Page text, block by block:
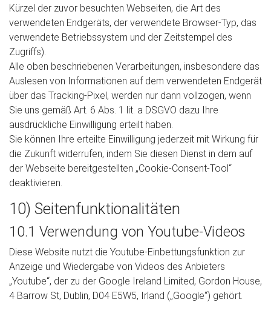
Kürzel der zuvor besuchten Webseiten, die Art des
verwendeten Endgeräts, der verwendete Browser-Typ, das
verwendete Betriebssystem und der Zeitstempel des
Zugriffs).
Alle oben beschriebenen Verarbeitungen, insbesondere das
Auslesen von Informationen auf dem verwendeten Endgerät
über das Tracking-Pixel, werden nur dann vollzogen, wenn
Sie uns gemäß Art. 6 Abs. 1 lit. a DSGVO dazu Ihre
ausdrückliche Einwilligung erteilt haben.
Sie können Ihre erteilte Einwilligung jederzeit mit Wirkung für
die Zukunft widerrufen, indem Sie diesen Dienst in dem auf
der Webseite bereitgestellten „Cookie-Consent-Tool“
deaktivieren.
10) Seitenfunktionalitäten
10.1 Verwendung von Youtube-Videos
Diese Website nutzt die Youtube-Einbettungsfunktion zur
Anzeige und Wiedergabe von Videos des Anbieters
„Youtube“, der zu der Google Ireland Limited, Gordon House,
4 Barrow St, Dublin, D04 E5W5, Irland („Google“) gehört.